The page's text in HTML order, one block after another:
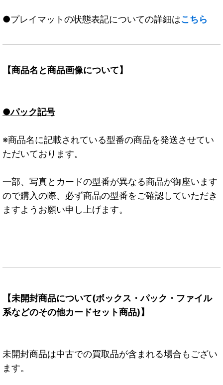
●プレイマットの状態表記についての詳細はこちら
【商品名と商品画像について】
●パック記号
※商品名に記載されている型番の商品を発送させてい
ただいております。
一部、写真とカードの型番が異なる商品が御座います
ので購入の際、必ず商品の型番をご確認していただき
ますようお願い申し上げます。
【未開封商品について(ボックス・パック・ファイル
系などのその他カードセット商品)】
未開封商品は中古での買取品が含まれる場合もござい
ます。